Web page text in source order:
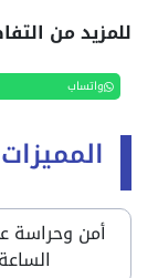
للمزيد من
واتساب
المميزات
أمن وحراسة
الساعة